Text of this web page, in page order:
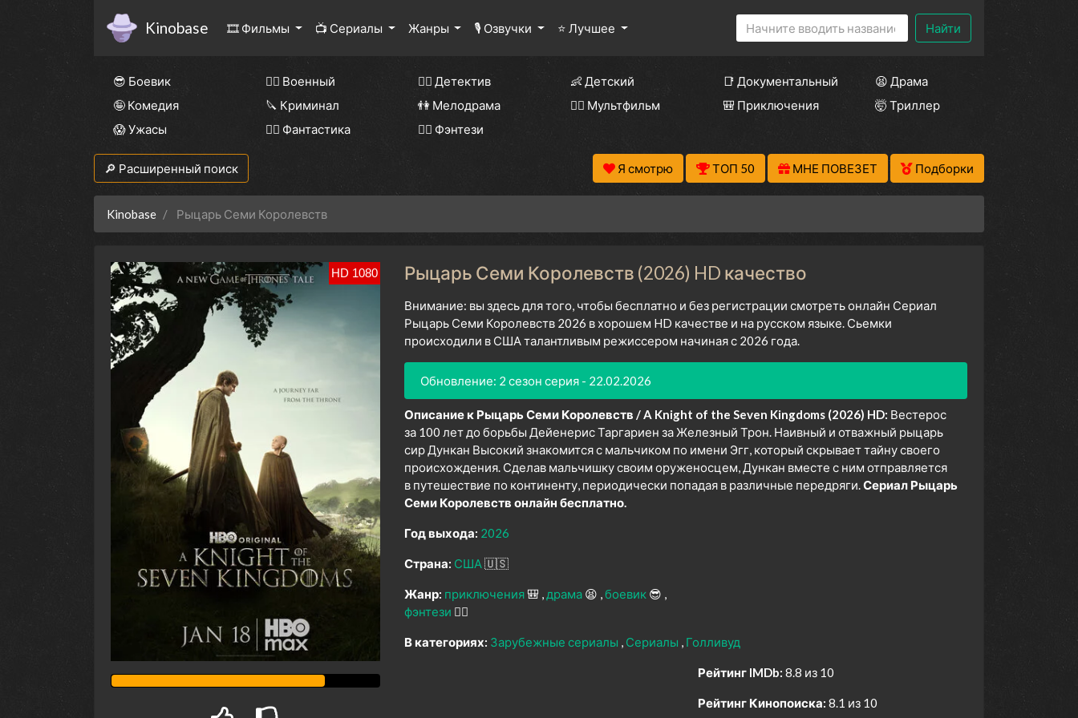
Kinobase 🎞 Фильмы 📺 Сериалы Жанры 🎙 Озвучки ⭐ Лучшее Найти
😎 Боевик 👨‍✈️ Военный 🕵️‍♂️ Детектив 👶 Детский 📑 Документальный
😫 Драма
🤪 Комедия
🔪 Криминал 👫 Мелодрама 🧚‍♀️ Мультфильм 🎒 Приключения
🤯 Триллер
😱 Ужасы
🧙‍♀️ Фантастика 🧝‍♂️ Фэнтези
🔎 Расширенный поиск Я смотрю ТОП 50 МНЕ ПОВЕЗЕТ Подборки
Kinobase Рыцарь Семи Королевств
HD 1080 Рыцарь Семи Королевств (2026) HD качество
Внимание: вы здесь для того, чтобы бесплатно и без регистрации смотреть онлайн Сериал
Рыцарь Семи Королевств 2026 в хорошем HD качестве и на русском языке. Сьемки
происходили в США талантливым режиссером начиная с 2026 года.
Обновление: 2 сезон серия - 22.02.2026
Описание к Рыцарь Семи Королевств / A Knight of the Seven Kingdoms (2026) HD: Вестерос
за 100 лет до борьбы Дейенерис Таргариен за Железный Трон. Наивный и отважный рыцарь
сир Дункан Высокий знакомится с мальчиком по имени Эгг, который скрывает тайну своего
происхождения. Сделав мальчишку своим оруженосцем, Дункан вместе с ним отправляется
в путешествие по континенту, периодически попадая в различные передряги.Сериал Рыцарь
Семи Королевств онлайн бесплатно.
Год выхода: 2026
Страна: США🇺🇸
Жанр: приключения 🎒 драма 😫 боевик 😎
фэнтези 🧝‍♂️
В категориях: Зарубежные сериалы Сериалы Голливуд
Рейтинг IMDb: 8.8 из 10
Рейтинг Кинопоиска: 8.1 из 10